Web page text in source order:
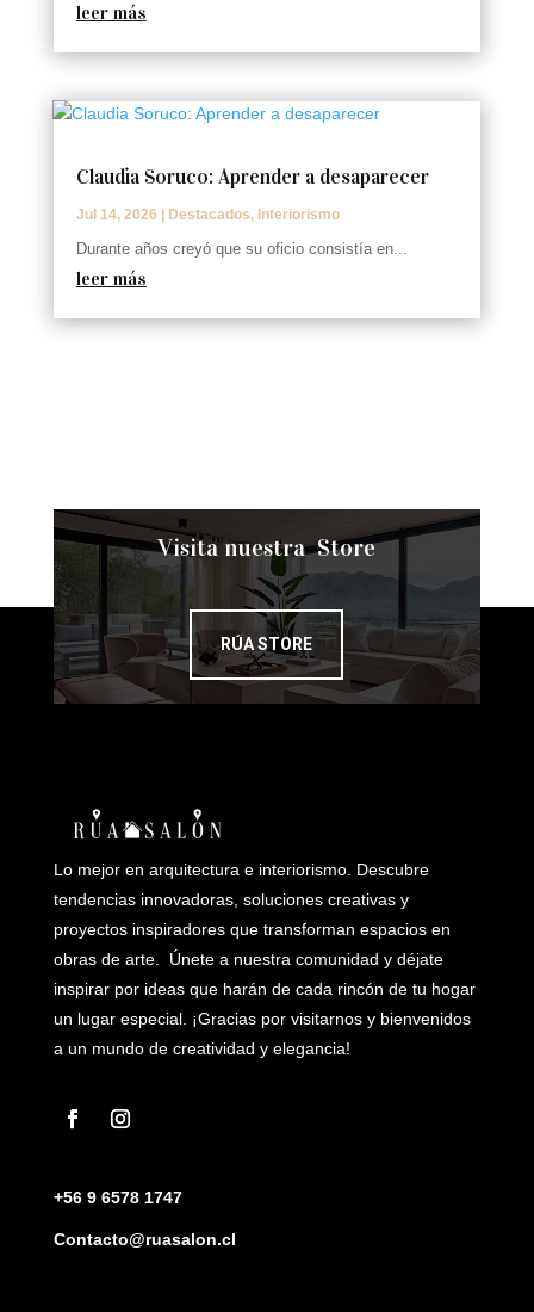
leer más
Claudia Soruco: Aprender a desaparecer
Jul 14, 2026 Destacados, Interiorismo
Durante años creyó que su oficio consistía en...
leer más
Visita nuestra Store
RÚA STORE
Lo mejor en arquitectura e interiorismo. Descubre
tendencias innovadoras, soluciones creativas y
proyectos inspiradores que transforman espacios en
obras de arte. Únete a nuestra comunidad y déjate
inspirar por ideas que harán de cada rincón de tu hogar
un lugar especial. ¡Gracias por visitarnos y bienvenidos
a un mundo de creatividad y elegancia!
+56 9 6578 1747
Contacto@ruasalon.cl